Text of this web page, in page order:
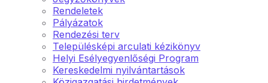
Rendeletek
Pályázatok
Rendezési terv
Településképi arculati kézikönyv
Helyi Esélyegyenlőségi Program
Kereskedelmi nyilvántartások